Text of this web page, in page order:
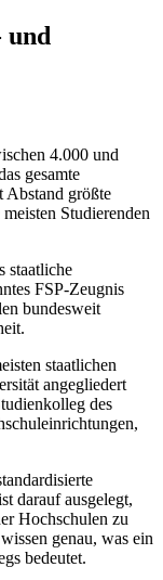
und
4.000 und
gesamte
Abstand größte
Studierenden
staatliche
FSP-Zeugnis
bundesweit
staatlichen
angegliedert
des
darauf ausgelegt,
Hochschulen zu
genau, was ein
bedeutet.